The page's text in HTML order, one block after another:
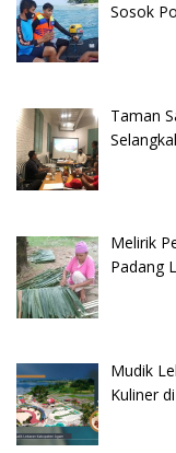
Sosok
Taman
Melirik
Padang
Mudik
Kuliner